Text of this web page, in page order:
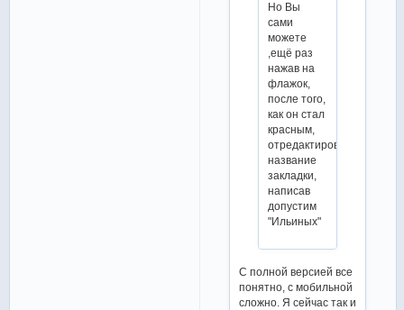
Но Вы
сами
можете
,ещё раз
нажав на
флажок,
после того,
как он стал
красным,
отредактировать
название
закладки,
написав
допустим
"Ильиных"
С полной версией все
понятно, с мобильной
сложно. Я сейчас так и